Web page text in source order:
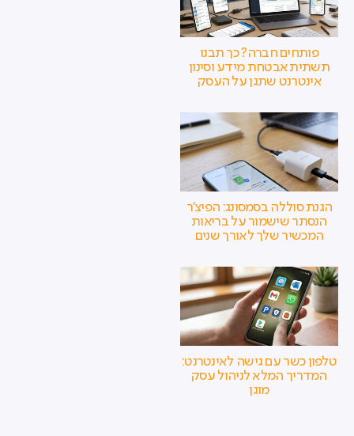
פותחים חברה? כך תבנו
תשתית אבטחת מידע וסינון
אינטרנט שתגן על העסק
הגנת סוללה בסמסונג: הפיצ'ר
הנסתר שישמור על בריאות
המכשיר שלך לאורך שנים
טלפון כשר עם גישה לאינטרנט:
המדריך המלא לניהול עסק
מוגן